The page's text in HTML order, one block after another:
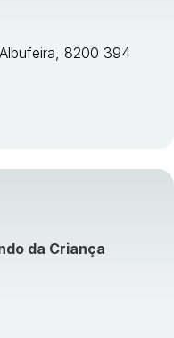
8200 394
da Criança